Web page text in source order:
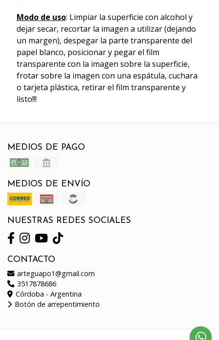
Modo de uso: Limpiar la superficie con alcohol y
dejar secar, recortar la imagen a utilizar (dejando
un margen), despegar la parte transparente del
papel blanco, posicionar y pegar el film
transparente con la imagen sobre la superficie,
frotar sobre la imagen con una espátula, cuchara
o tarjeta plástica, retirar el film transparente y
listo!!!
MEDIOS DE PAGO
MEDIOS DE ENVÍO
NUESTRAS REDES SOCIALES
CONTACTO
arteguapo1@gmail.com
3517878686
Córdoba - Argentina
Botón de arrepentimiento